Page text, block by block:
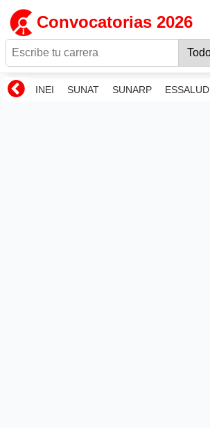
Convocatorias 2026
INEI SUNAT SUNARP ESSALUD